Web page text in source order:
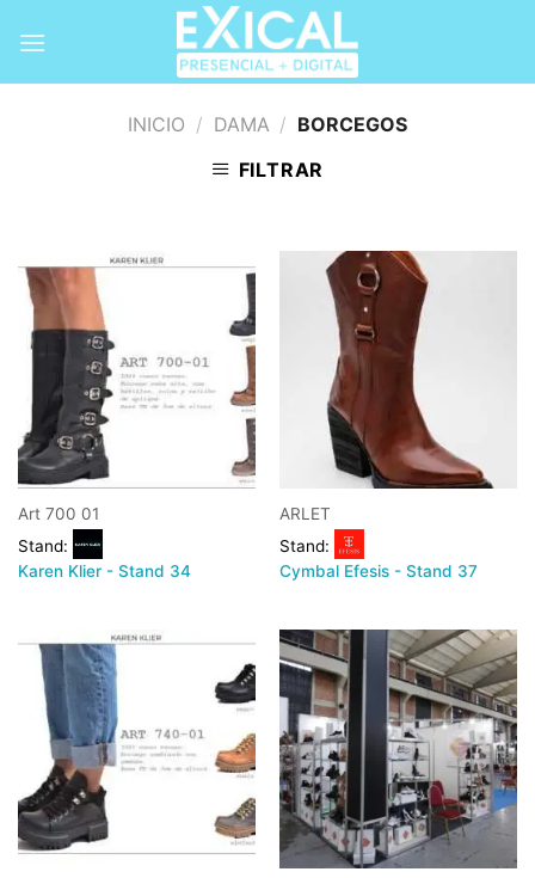
INICIO / DAMA / BORCEGOS
FILTRAR
Art 700 01
Stand:
Karen Klier - Stand 34
ARLET
Stand:
Cymbal Efesis - Stand 37